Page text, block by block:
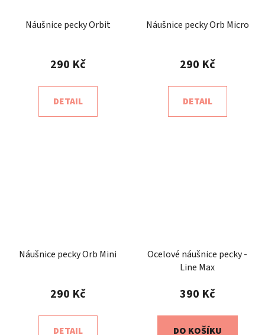
Náušnice pecky Orbit
290 Kč
DETAIL
Náušnice pecky Orb Micro
290 Kč
DETAIL
Náušnice pecky Orb Mini
290 Kč
DETAIL
Ocelové náušnice pecky -
Line Max
390 Kč
DO KOŠÍKU